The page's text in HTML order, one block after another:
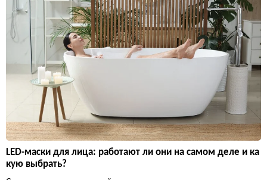
LED-маски для лица: работают ли они на самом деле и ка
кую выбрать?